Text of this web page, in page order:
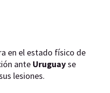
en el estado físico de
ante Uruguayse
lesiones.